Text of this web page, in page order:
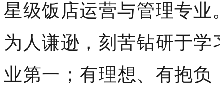
星级饭店运营与管理专业
为人谦逊，刻苦钻研于
业第一； 有理想、有抱负